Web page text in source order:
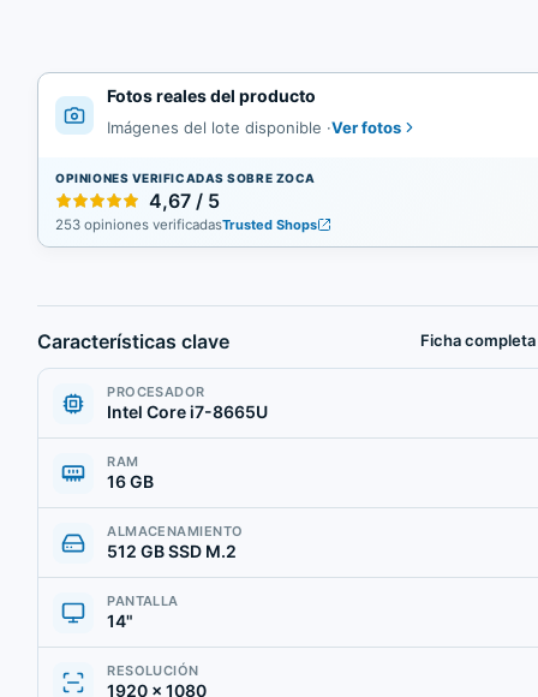
Fotos reales del producto
Imágenes del lote disponible ·Ver fotos
OPINIONES VERIFICADAS SOBRE ZOCA
4,67 / 5
253 opiniones verificadasTrusted Shops
Características clave Ficha completa
PROCESADOR
Intel Core i7-8665U
RAM
16 GB
ALMACENAMIENTO
512 GB SSD M.2
PANTALLA
14"
RESOLUCIÓN
1920 × 1080